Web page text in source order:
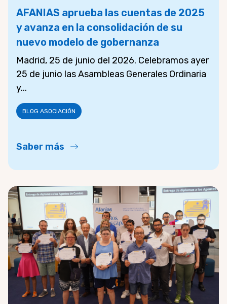
AFANIAS aprueba las cuentas de 2025
y avanza en la consolidación de su
nuevo modelo de gobernanza
Madrid, 25 de junio del 2026. Celebramos ayer
25 de junio las Asambleas Generales Ordinaria
y...
BLOG ASOCIACIÓN
Saber más